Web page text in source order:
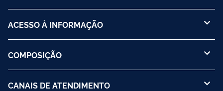
ACESSO À INFORMAÇÃO
COMPOSIÇÃO
CANAIS DE ATENDIMENTO